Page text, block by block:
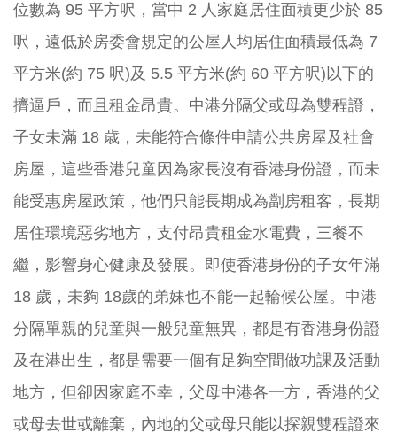
位數為 95 平方呎，當中 2 人家庭居住面積更少於 85
呎，遠低於房委會規定的公屋人均居住面積最低為 7
平方米(約 75 呎)及 5.5 平方米(約 60 平方呎)以下的
擠逼戶，而且租金昂貴。中港分隔父或母為雙程證，
子女未滿 18 歳，未能符合條件申請公共房屋及社會
房屋，這些香港兒童因為家長沒有香港身份證，而未
能受惠房屋政策，他們只能長期成為劏房租客，長期
居住環境惡劣地方，支付昂貴租金水電費，三餐不
繼，影響身心健康及發展。即使香港身份的子女年滿
18 歲，未夠 18歲的弟妹也不能一起輪候公屋。中港
分隔單親的兒童與一般兒童無異，都是有香港身份證
及在港出生，都是需要一個有足夠空間做功課及活動
地方，但卻因家庭不幸，父母中港各一方，香港的父
或母去世或離棄，內地的父或母只能以探親雙程證來